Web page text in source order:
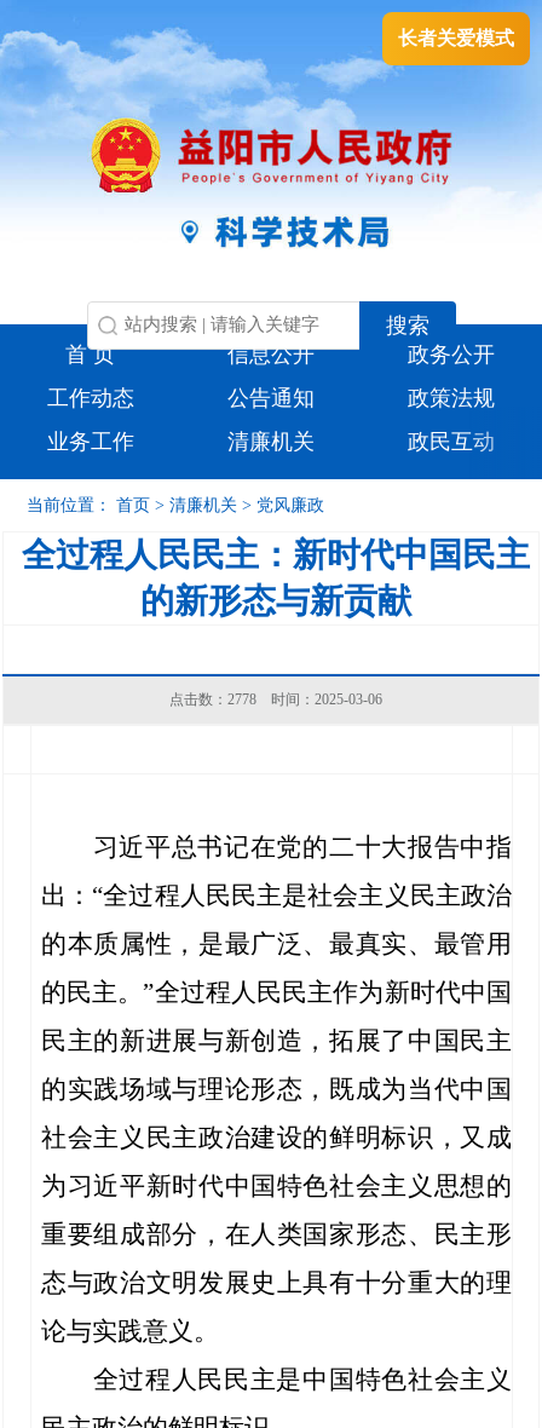
长者关爱模式
首 页 信息公开
政务公开
工作动态
公告通知
政策法规
业务工作
清廉机关 政民互动
当前位置： 首页 > 清廉机关 > 党风廉政
全过程人民民主：新时代中国民主
的新形态与新贡献
点击数： 2778 时间：2025-03-06
习近平总书记在党的二十大报告中指
出：“全过程人民民主是社会主义民主政治
的本质属性，是最广泛、最真实、最管用
的民主。”全过程人民民主作为新时代中国
民主的新进展与新创造，拓展了中国民主
的实践场域与理论形态，既成为当代中国
社会主义民主政治建设的鲜明标识，又成
为习近平新时代中国特色社会主义思想的
重要组成部分，在人类国家形态、民主形
态与政治文明发展史上具有十分重大的理
论与实践意义。
全过程人民民主是中国特色社会主义